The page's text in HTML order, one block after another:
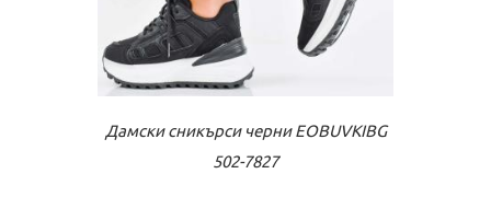
Виж повече
Дамски сникърси черни EOBUVKIBG
502-7827